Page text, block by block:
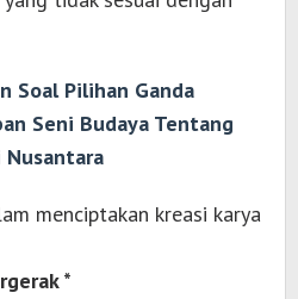
Soal Pilihan Ganda
Seni Budaya Tentang
Nusantara
menciptakan kreasi karya
*